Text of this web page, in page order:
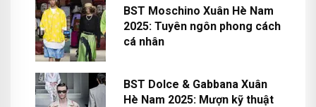
BST Moschino Xuân Hè Nam
2025: Tuyên ngôn phong cách
cá nhân
BST Dolce & Gabbana Xuân
Hè Nam 2025: Mượn kỹ thuật